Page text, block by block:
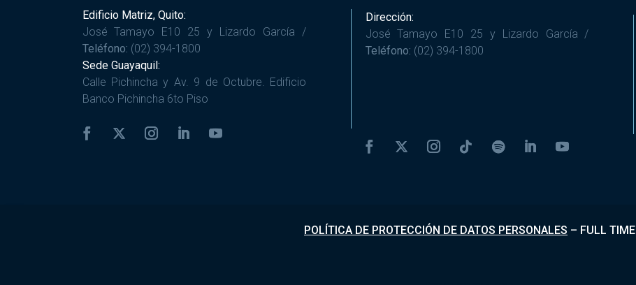
Edificio Matriz, Quito:
José Tamayo E10 25 y Lizardo García /
Teléfono: (02) 394-1800
Sede Guayaquil:
Calle Pichincha y Av. 9 de Octubre. Edificio
Banco Pichincha 6to Piso
Dirección:
José Tamayo E10 25 y Lizardo García /
Teléfono: (02) 394-1800
POLÍTICA DE PROTECCIÓN DE DATOS PERSONALES – FULL TIME